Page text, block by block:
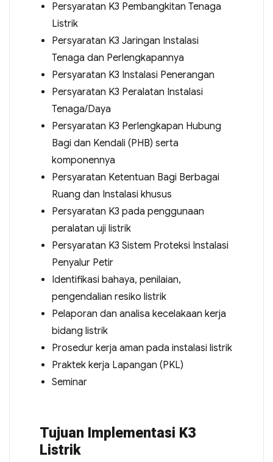
Persyaratan K3 Pembangkitan Tenaga
Listrik
Persyaratan K3 Jaringan Instalasi
Tenaga dan Perlengkapannya
Persyaratan K3 Instalasi Penerangan
Persyaratan K3 Peralatan Instalasi
Tenaga/Daya
Persyaratan K3 Perlengkapan Hubung
Bagi dan Kendali (PHB) serta
komponennya
Persyaratan Ketentuan Bagi Berbagai
Ruang dan Instalasi khusus
Persyaratan K3 pada penggunaan
peralatan uji listrik
Persyaratan K3 Sistem Proteksi Instalasi
Penyalur Petir
Identifikasi bahaya, penilaian,
pengendalian resiko listrik
Pelaporan dan analisa kecelakaan kerja
bidang listrik
Prosedur kerja aman pada instalasi listrik
Praktek kerja Lapangan (PKL)
Seminar
Tujuan Implementasi K3
Listrik